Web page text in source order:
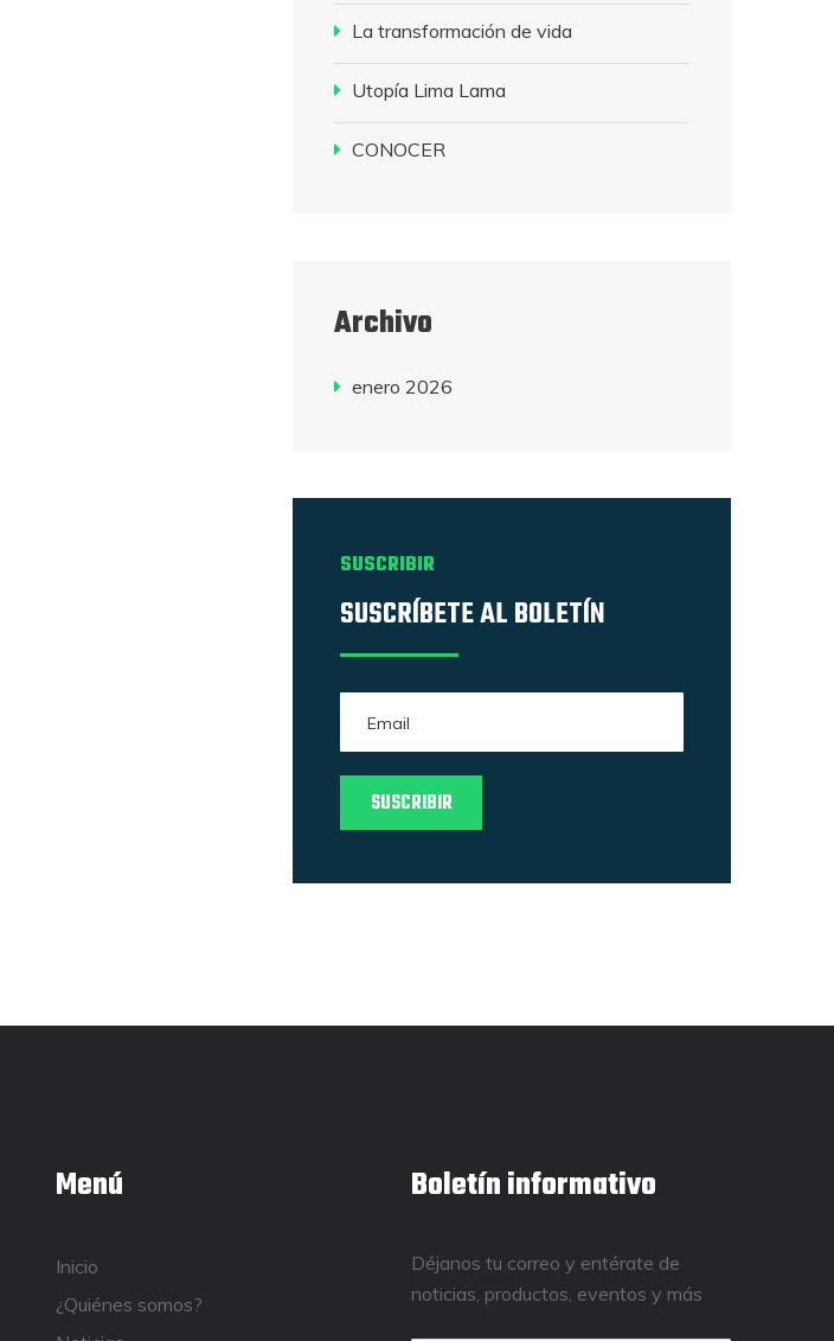
La transformación de vida
Utopía Lima Lama
CONOCER
Archivo
enero 2026
SUSCRIBIR
SUSCRÍBETE AL BOLETÍN
Menú
Inicio
¿Quiénes somos?
Boletín informativo
Déjanos tu correo y entérate de
noticias, productos, eventos y más